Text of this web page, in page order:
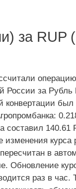
за RUP
России за
конвертации был
составил
изменения курса
в
Обновление
раз в час.